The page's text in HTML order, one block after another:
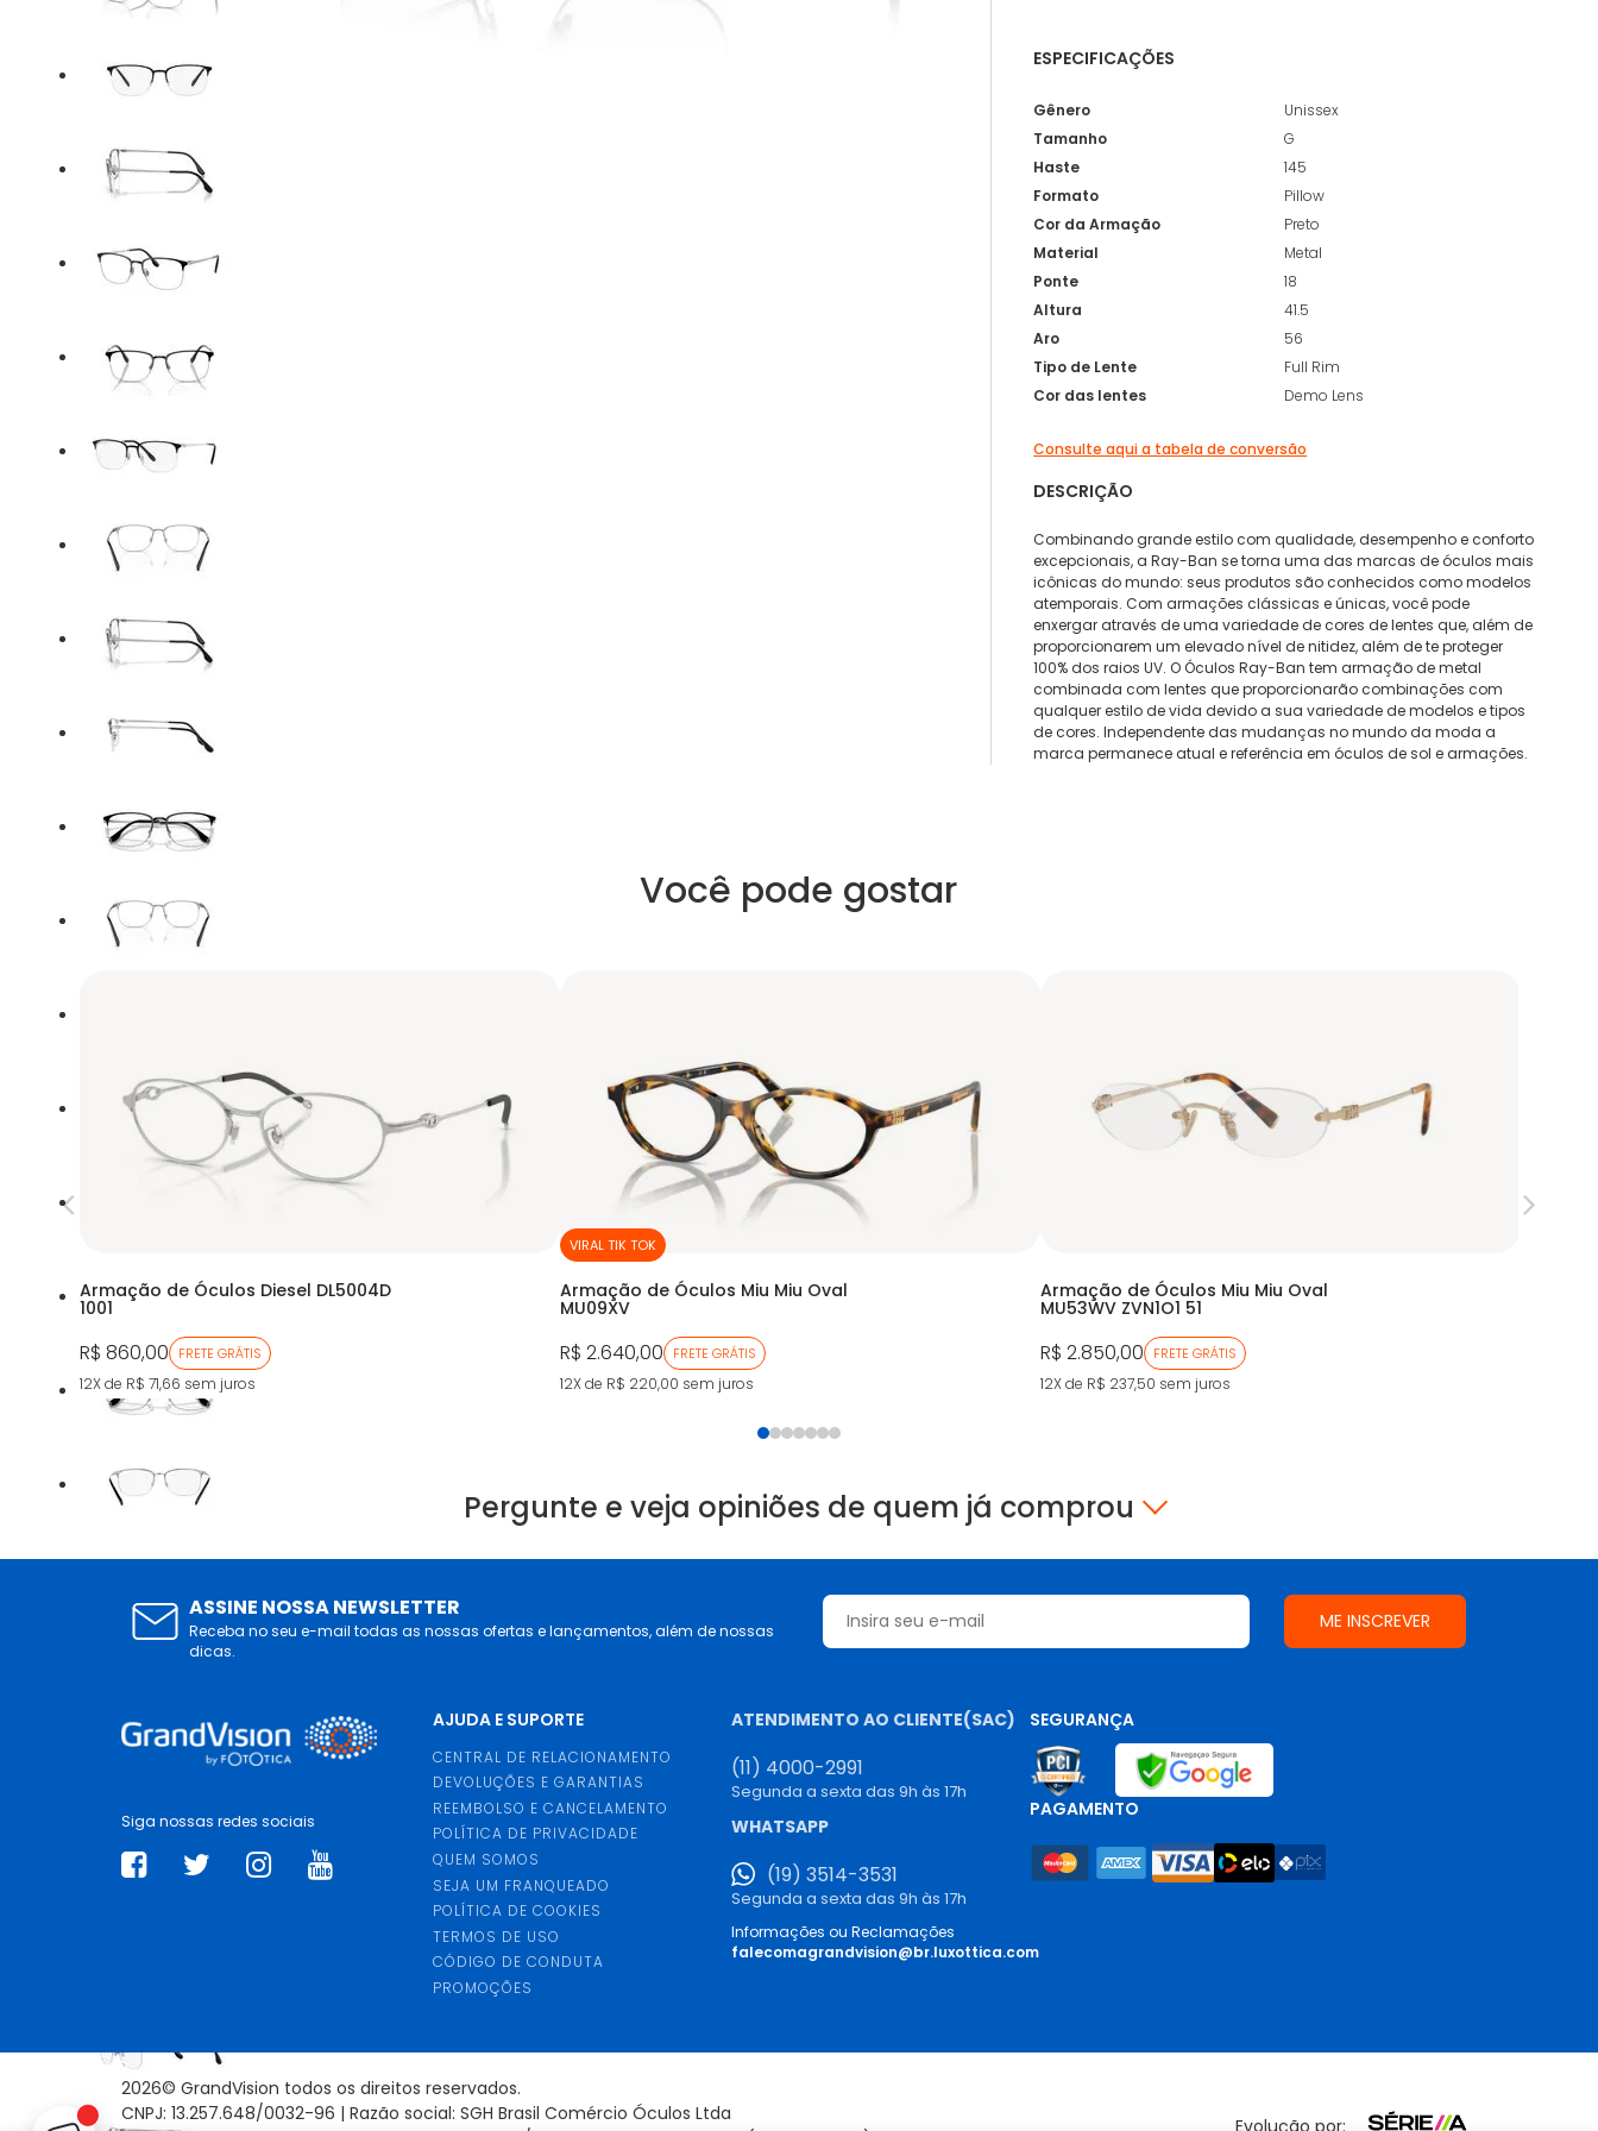
ESPECIFICAÇÕES
Gênero
Unissex
Tamanho
G
Haste
145
Formato
Pillow
Cor da Armação
Preto
Material
Metal
Ponte
18
Altura
41.5
Aro
56
Tipo de Lente
Full Rim
Cor das lentes
Demo Lens
Consulte aqui a tabela de conversão
DESCRIÇÃO
Combinando grande estilo com qualidade, desempenho e conforto
excepcionais, a Ray-Ban se torna uma das marcas de óculos mais
icônicas do mundo: seus produtos são conhecidos como modelos
atemporais. Com armações clássicas e únicas, você pode
enxergar através de uma variedade de cores de lentes que, além de
proporcionarem um elevado nível de nitidez, além de te proteger
100% dos raios UV. O Óculos Ray-Ban tem armação de metal
combinada com lentes que proporcionarão combinações com
qualquer estilo de vida devido a sua variedade de modelos e tipos
de cores. Independente das mudanças no mundo da moda a
marca permanece atual e referência em óculos de sol e armações.
Você pode gostar
Armação de Óculos Diesel DL5004D
1001
R$ 860,00 FRETE GRÁTIS
12X de R$ 71,66 sem juros
VIRAL TIK TOK
Armação de Óculos Miu Miu Oval
MU09XV
R$ 2.640,00 FRETE GRÁTIS
12X de R$ 220,00 sem juros
Armação de Óculos Miu Miu Oval
MU53WV ZVN1O1 51
R$ 2.850,00 FRETE GRÁTIS
12X de R$ 237,50 sem juros
Pergunte e veja opiniões de quem já comprou
ASSINE NOSSA NEWSLETTER
Receba no seu e-mail todas as nossas ofertas e lançamentos, além de nossas
dicas.
Siga nossas redes sociais
AJUDA E SUPORTE
CENTRAL DE RELACIONAMENTO
DEVOLUÇÕES E GARANTIAS
REEMBOLSO E CANCELAMENTO
POLÍTICA DE PRIVACIDADE
QUEM SOMOS
SEJA UM FRANQUEADO
POLÍTICA DE COOKIES
TERMOS DE USO
CÓDIGO DE CONDUTA
PROMOÇÕES
ATENDIMENTO AO CLIENTE(SAC)
(11) 4000-2991
Segunda a sexta das 9h às 17h
WHATSAPP
(19) 3514-3531
Segunda a sexta das 9h às 17h
Informações ou Reclamações
falecomagrandvision@br.luxottica.com
SEGURANÇA
PAGAMENTO
2026© GrandVision todos os direitos reservados.
CNPJ: 13.257.648/0032-96 | Razão social: SGH Brasil Comércio Óculos Ltda
Evolução por: